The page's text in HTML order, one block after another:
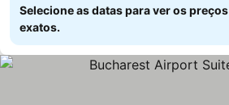
Selecione as datas para ver os preços
exatos.